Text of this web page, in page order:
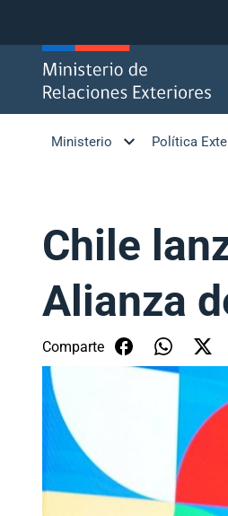
Ministerio Política
Chile
Alianza
Comparte